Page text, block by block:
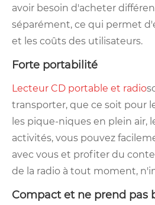
avoir besoin d'acheter
séparément, ce qui permet
et les coûts des utilisateurs.
Forte portabilité
Lecteur CD portable et radio
transporter, que ce soit pour
les pique-niques en plein air,
activités, vous pouvez
avec vous et profiter du
de la radio à tout moment,
Compact et ne prend pas